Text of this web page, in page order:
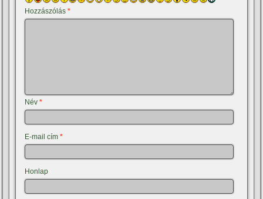
Hozzászólás*
Név*
E-mail cím*
Honlap